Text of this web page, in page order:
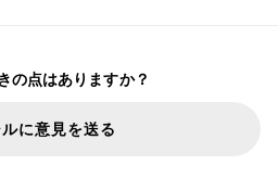
の点はありますか？
に意見を送る